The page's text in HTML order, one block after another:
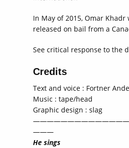
In May of 2015, Omar Khadr
released on bail from a
See critical response to the
Credits
Text and voice : Fortner
Music : tape/head
Graphic design : slag
———
He sings